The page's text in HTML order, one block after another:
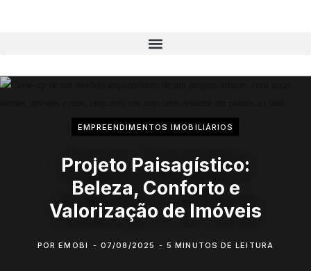
EMPREENDIMENTOS IMOBILIÁRIOS
Projeto Paisagístico:
Beleza, Conforto e
Valorização de Imóveis
POREMOBI 07/08/2025 5 MINUTOS DE LEITURA